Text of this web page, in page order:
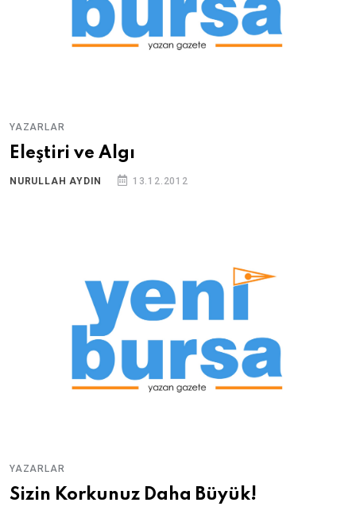
YAZARLAR
Eleştiri ve Algı
NURULLAH AYDIN 13.12.2012
YAZARLAR
Sizin Korkunuz Daha Büyük!